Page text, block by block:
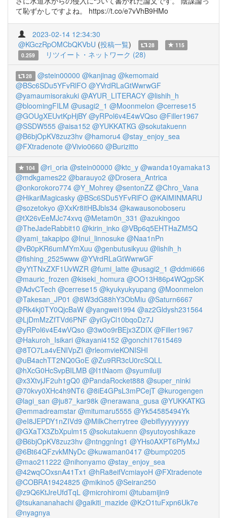
て恥ずかしですよね。 https://t.co/e7vVhB9HMo
2023-02-14 12:34:30
@KGczRpOMCbQKVbU (投稿一覧) 28
115
0.259
リツイート・ネットワーク (28)
28 @stein00000 @kanjinag @kemomaid
@BSc6SDu5YFvRlFO @YVrdRLaGtWwrwGF
@yamaumisorakuki @AYUR_LITERACY @lishih_h
@bloomingFILM @usagi2_1 @Moonmelon @cerrese15
@GOUgXEUvtKpHjBY @yRPol6v4E4wVQso @Filler1967
@SSDW555 @aisa152 @YUKKATKG @sokutakuenn
@B6bjOpKV8zuz3hv @hamoru4 @stay_enjoy_sea
@FXtradenote @Vivio0660 @Burizitto
104 @ri_oria @stein00000 @ktc_y @wanda10yamaka13
@mdkgames22 @barauyo2 @Drosera_Antrica
@onkorokoro774 @Y_Mohrey @sentonZZ @Chro_Vana
@HikariMagicasky @BSc6SDu5YFvRlFO @KAIMINMARU
@sozetokyo @XxKr8itHBJbls34 @kawausonoboseru
@tX26vEeMJc74xvq @Metam0n_331 @azukingoo
@TheJadeRabbit10 @kirin_inko @VBp6q5EHTHaZM5Q
@yami_takapipo @Inui_linnosuke @Naa1nPn
@vB0pKR6umMYmXuu @genbutusikyuu @lishih_h
@fishing_2525www @YVrdRLaGtWwrwGF
@yYtTNxZXF1UvWZR @fumi_latte @usagi2_1 @ddmi666
@mauric_frozen @kiseki_homura @OO13H86p4WQgpSK
@AdvCTech @cerrese15 @kyukyukyupang @Moonmelon
@Takesan_JP01 @8W3dG88hY3ObMiu @Saturn6667
@Rk4kj0TY0QjcBaW @yangwei1994 @az2Gldysh231564
@LjDmMzZfTVd6PNF @yiGyCl10bqoDz7J
@yRPol6v4E4wVQso @3w0o9rBEjx3ZDIX @Filler1967
@Hakuroh_Isikari @kayani4152 @gonchi17615469
@8TO7La4vENIVpZI @rleomvieKONISHI
@uB4achTT2NQ0GoE @Zu9RR3cU0rcSQLL
@hXcG0HcSvpBILMB @I1tNaom @syumiluiji
@x3XtvjJF2uh1gQ0 @PandaRocket888 @super_ninki
@70kvy0XHc4h9NT6 @8iE4GPsL3mPCejT @kurogengen
@lagi_san @ju87_kar98k @nerawana_gusa @YUKKATKG
@emmadreamstar @mitumaru5555 @Yk54585494Yk
@eI8JEPDY1nZIVd9 @MilkCherrytree @ebiflyyyyyyyy
@GXaTX3ZbXpulm15 @sokutakuenn @syutoyoshikaze
@B6bjOpKV8zuz3hv @ntnggnlng1 @YHs0AXPT6PfyMxJ
@6Bt64QFzvkMNyDc @kuwaman0417 @bump0205
@mao211222 @nihonyamo @stay_enjoy_sea
@42wqCOxsnA41Tx1 @hRa8eifVcmiayoH @FXtradenote
@COBRA19424825 @mikino5 @Seiran250
@z9Q6KtJreUfdTqL @microhiromi @tubamijin9
@tsukananahachi @gaikiti_mazide @KzO1tuFxpn6Uk7e
@nyagnya